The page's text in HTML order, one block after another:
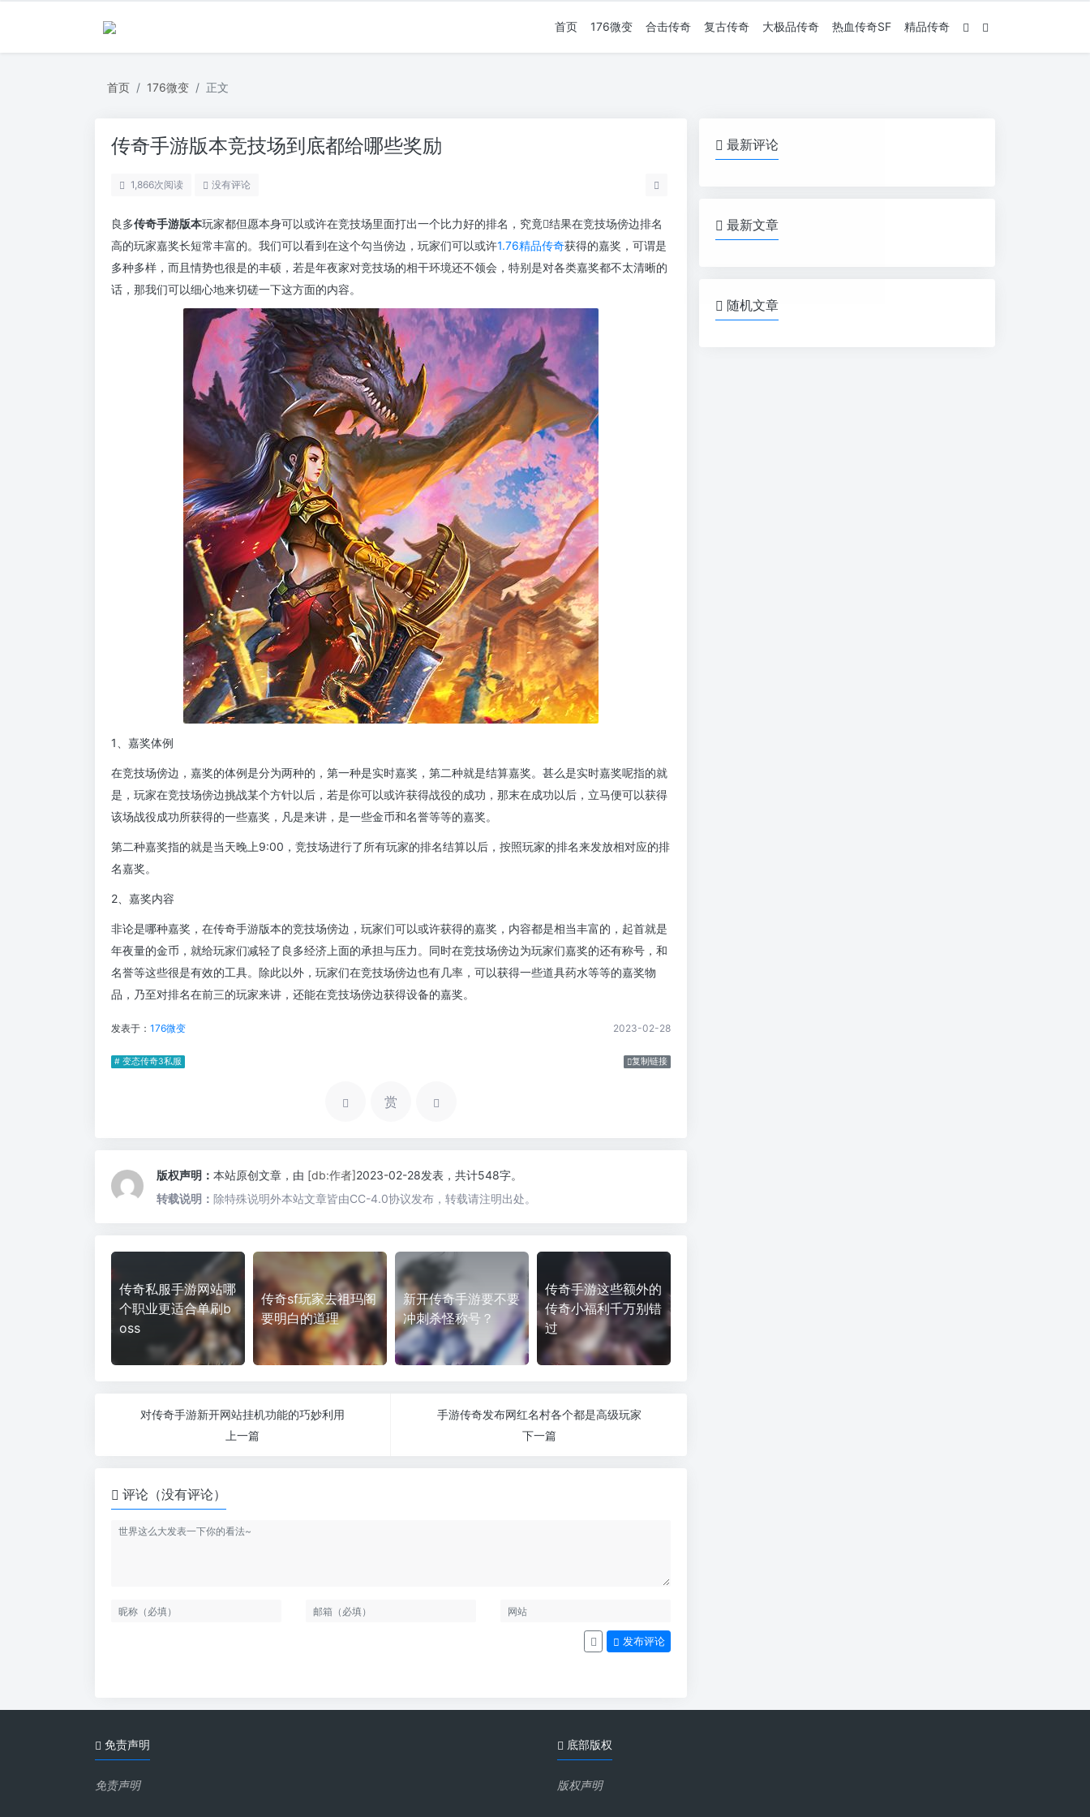
首页 176微变 合击传奇 复古传奇 大极品传奇 热血传奇SF 精品传奇
首页 176微变 正文
传奇手游版本竞技场到底都给哪些奖励
1,866次阅读 没有评论
良多传奇手游版本玩家都但愿本身可以或许在竞技场里面打出一个比力好的排名，究竟结果在竞技场傍边排名
高的玩家嘉奖长短常丰富的。我们可以看到在这个勾当傍边，玩家们可以或许1.76精品传奇获得的嘉奖，可谓是
多种多样，而且情势也很是的丰硕，若是年夜家对竞技场的相干环境还不领会，特别是对各类嘉奖都不太清晰的
话，那我们可以细心地来切磋一下这方面的内容。
1、嘉奖体例
在竞技场傍边，嘉奖的体例是分为两种的，第一种是实时嘉奖，第二种就是结算嘉奖。甚么是实时嘉奖呢指的就
是，玩家在竞技场傍边挑战某个方针以后，若是你可以或许获得战役的成功，那末在成功以后，立马便可以获得
该场战役成功所获得的一些嘉奖，凡是来讲，是一些金币和名誉等等的嘉奖。
第二种嘉奖指的就是当天晚上9:00，竞技场进行了所有玩家的排名结算以后，按照玩家的排名来发放相对应的排
名嘉奖。
2、嘉奖内容
非论是哪种嘉奖，在传奇手游版本的竞技场傍边，玩家们可以或许获得的嘉奖，内容都是相当丰富的，起首就是
年夜量的金币，就给玩家们减轻了良多经济上面的承担与压力。同时在竞技场傍边为玩家们嘉奖的还有称号，和
名誉等这些很是有效的工具。除此以外，玩家们在竞技场傍边也有几率，可以获得一些道具药水等等的嘉奖物
品，乃至对排名在前三的玩家来讲，还能在竞技场傍边获得设备的嘉奖。
发表于： 176微变 2023-02-28
# 变态传奇3私服 复制链接
赏
版权声明： 本站原创文章，由 [db:作者]2023-02-28发表，共计548字。
转载说明： 除特殊说明外本站文章皆由CC-4.0协议发布，转载请注明出处。
传奇私服手游网站哪
个职业更适合单刷b
oss
传奇sf玩家去祖玛阁
要明白的道理
新开传奇手游要不要
冲刺杀怪称号？
传奇手游这些额外的
传奇小福利千万别错
过
对传奇手游新开网站挂机功能的巧妙利用
上一篇
手游传奇发布网红名村各个都是高级玩家
下一篇
评论（没有评论）
发布评论
最新评论
最新文章
随机文章
免责声明
免责声明
底部版权
版权声明